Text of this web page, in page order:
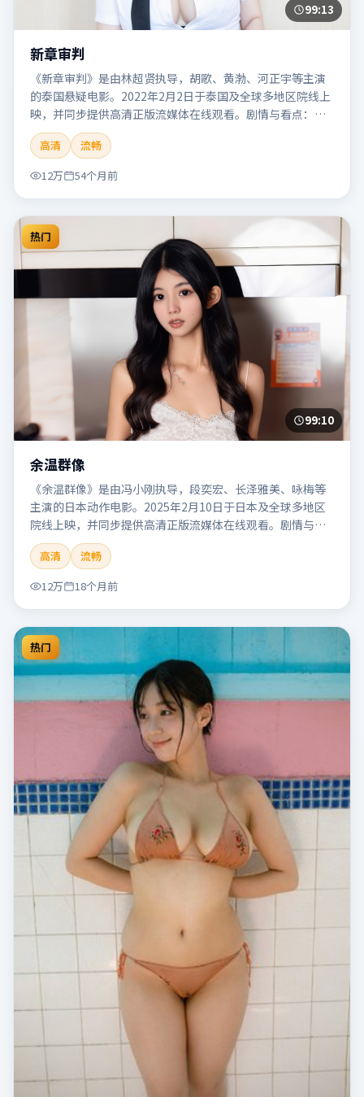
99:13
新章审判
《新章审判》是由林超贤执导，胡歌、黄渤、河正宇等主演
的泰国悬疑电影。2022年2月2日于泰国及全球多地区院线上
映，并同步提供高清正版流媒体在线观看。剧情与看点：悬
念层层推进，线索相互勾连，结局出人意料，适合推理爱好
者。本片适合检索「新章审判」「林超贤」「悬疑」「泰
国」「2022」「2022-02-02上映」等关键词的影迷阅读简介
与主创信息。
高清
流畅
12万
54个月前
热门
99:10
余温群像
《余温群像》是由冯小刚执导，段奕宏、长泽雅美、咏梅等
主演的日本动作电影。2025年2月10日于日本及全球多地区
院线上映，并同步提供高清正版流媒体在线观看。剧情与看
点：动作场面密集，节奏明快，适合喜欢热血追缉与爆破场
面的观众。本片适合检索「余温群像」「冯小刚」「动作」
「日本」「2025」「2025-02-10上映」等关键词的影迷阅读
简介与主创信息。
高清
流畅
12万
18个月前
热门